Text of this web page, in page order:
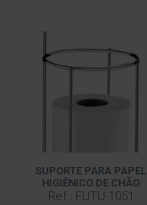
SUPORTE PARA PAPEL
HIGIÊNICO DE CHÃO
Ref.: FUTU-1051